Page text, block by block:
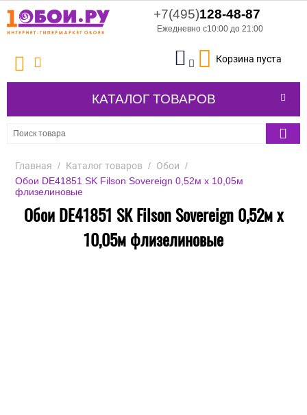
+7(495)128-48-87
Ежедневно с10:00 до 21:00
Корзина пуста
КАТАЛОГ ТОВАРОВ
Главная / Каталог товаров / Обои /
Обои DE41851 SK Filson Sovereign 0,52м х 10,05м
флизелиновые
Обои DE41851 SK Filson Sovereign 0,52м х
10,05м флизелиновые